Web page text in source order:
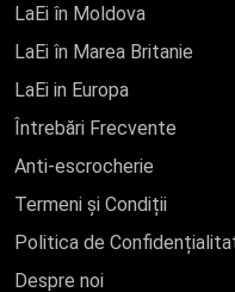
LaEi în Moldova
LaEi în Marea Britanie
LaEi in Europa
Întrebări Frecvente
Anti-escrocherie
Termeni și Condiții
Politica de
Despre noi